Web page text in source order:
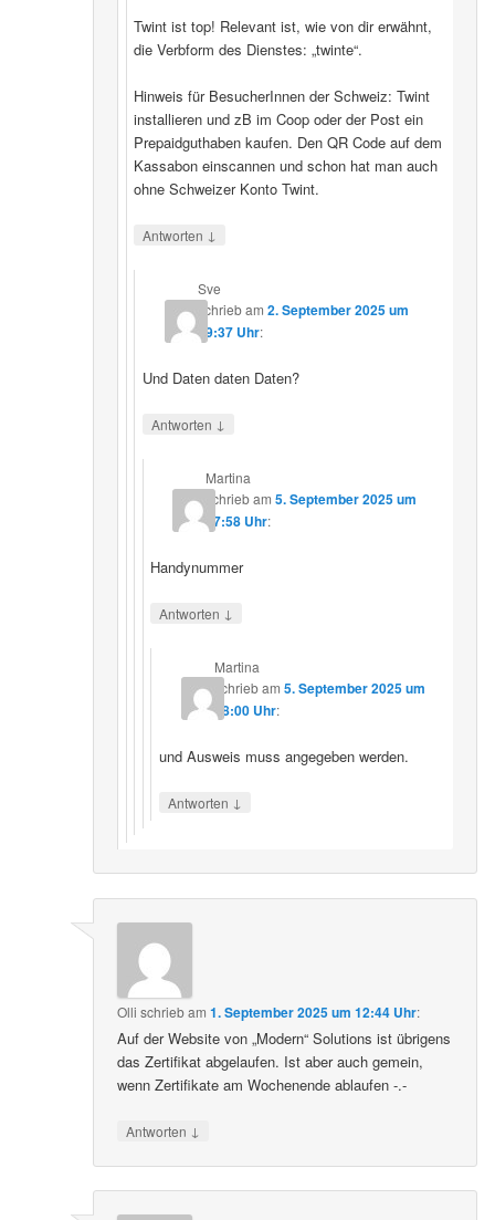
Twint ist top! Relevant ist, wie von dir erwähnt,
die Verbform des Dienstes: „twinte“.
Hinweis für BesucherInnen der Schweiz: Twint
installieren und zB im Coop oder der Post ein
Prepaidguthaben kaufen. Den QR Code auf dem
Kassabon einscannen und schon hat man auch
ohne Schweizer Konto Twint.
Antworten ↓
Sve
schriebam 2. September 2025 um
19:37 Uhr:
Und Daten daten Daten?
Antworten ↓
Martina
schriebam5. September 2025 um
17:58 Uhr:
Handynummer
Antworten ↓
Martina
schriebam 5. September 2025 um
18:00 Uhr:
und Ausweis muss angegeben werden.
Antworten ↓
Olli schriebam1. September 2025 um 12:44 Uhr:
Auf der Website von „Modern“ Solutions ist übrigens
das Zertifikat abgelaufen. Ist aber auch gemein,
wenn Zertifikate am Wochenende ablaufen -.-
Antworten ↓